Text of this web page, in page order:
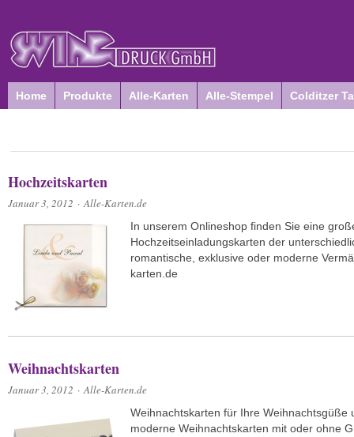
Home Produkte Alle-Karten Alle-Stempel Colditzer
Hochzeitskarten
Januar 3, 2012 · Alle-Karten.de
In unserem Onlineshop finden Sie eine
Hochzeitseinladungskarten der
romantische, exklusive oder moderne
karten.de
Weihnachtskarten
Januar 3, 2012 · Alle-Karten.de
Weihnachtskarten für Ihre Weihnachtsgüße
moderne Weihnachtskarten mit oder ohne